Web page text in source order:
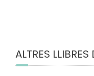
ALTRES